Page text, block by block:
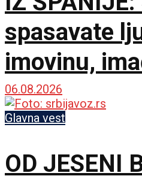
spasavate
imovinu,
bolje uslove
06.08.2026
Glavna vest
OD JESENI